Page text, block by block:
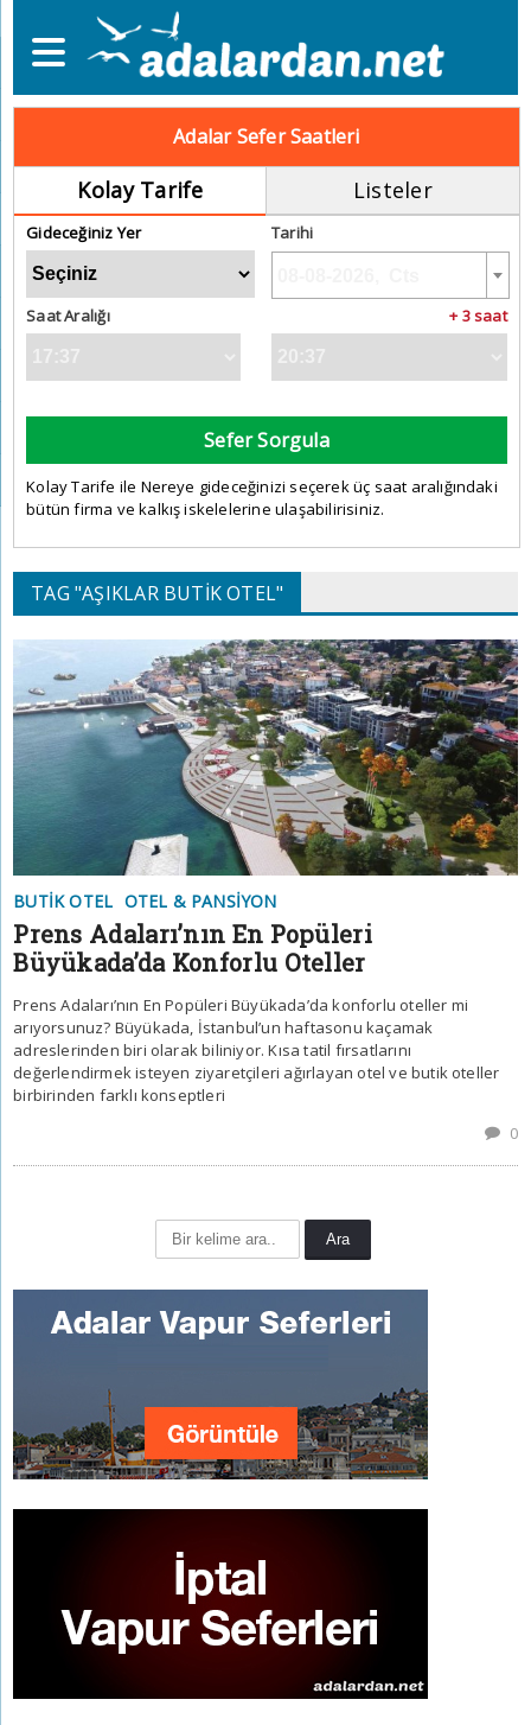
Adalar Sefer Saatleri
Kolay Tarife Listeler
Gideceğiniz Yer Tarihi
Saat Aralığı + 3 saat
Sefer Sorgula
Kolay Tarife ile Nereye gideceğinizi seçerek üç saat aralığındaki
bütün firma ve kalkış iskelelerine ulaşabilirisiniz.
TAG "AŞIKLAR BUTIK OTEL"
BUTIK OTEL OTEL & PANSIYON
Prens Adaları’nın En Popüleri
Büyükada’da Konforlu Oteller
Prens Adaları’nın En Popüleri Büyükada’da konforlu oteller mi
arıyorsunuz? Büyükada, İstanbul’un haftasonu kaçamak
adreslerinden biri olarak biliniyor. Kısa tatil fırsatlarını
değerlendirmek isteyen ziyaretçileri ağırlayan otel ve butik oteller
birbirinden farklı konseptleri
0